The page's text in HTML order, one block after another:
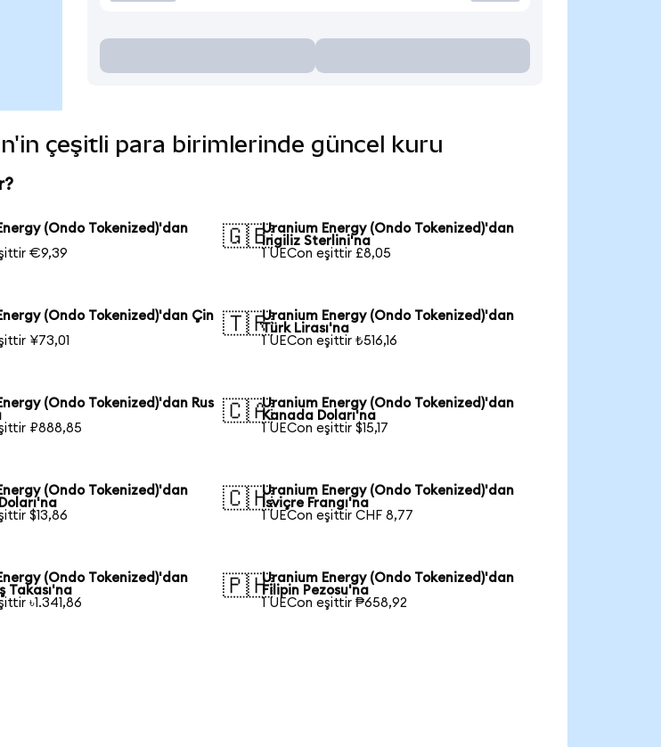
çeşitli para birimlerinde güncel kuru
(Ondo Tokenized)'dan
€9,39
🇬🇧Uranium Energy (Ondo Tokenized)'dan
İngiliz Sterlini'na
1 UECon eşittir £8,05
(Ondo Tokenized)'dan Çin
¥73,01
🇹🇷Uranium Energy (Ondo Tokenized)'dan
Türk Lirası'na
1 UECon eşittir ₺516,16
(Ondo Tokenized)'dan Rus
₽888,85
🇨🇦Uranium Energy (Ondo Tokenized)'dan
Kanada Doları'na
1 UECon eşittir $15,17
(Ondo Tokenized)'dan
$13,86
🇨🇭Uranium Energy (Ondo Tokenized)'dan
İsviçre Frangı'na
1 UECon eşittir CHF 8,77
(Ondo Tokenized)'dan
Takası'na
৳1.341,86
🇵🇭Uranium Energy (Ondo Tokenized)'dan
Filipin Pezosu'na
1 UECon eşittir ₱658,92